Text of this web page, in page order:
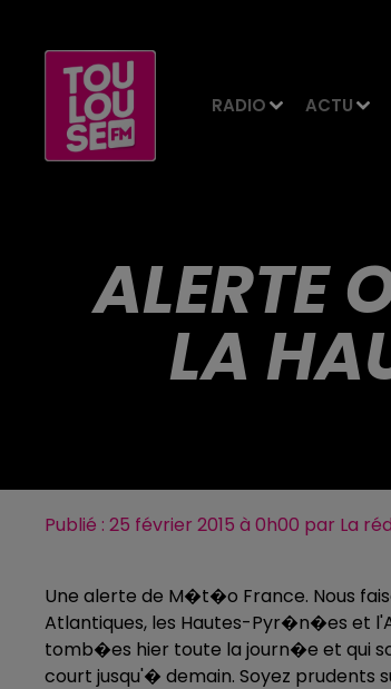
RADIO ACTU
ALERTE
LA
Publié : 25 février 2015 à 0h00 par La
Une alerte de M�t�o France. Nous
Atlantiques, les Hautes-Pyr�n�es et
tomb�es hier toute la journ�e et qui
court jusqu'� demain. Soyez prudents